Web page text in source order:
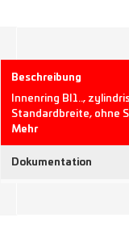
Beschreibung
Innenring BI1..,
Standardbreite, ohne
Mehr
Dokumentation